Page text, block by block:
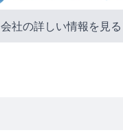
会社の詳しい情報を見る